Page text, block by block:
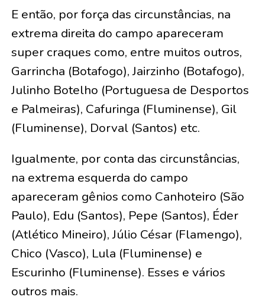
E então, por força das circunstâncias, na
extrema direita do campo apareceram
super craques como, entre muitos outros,
Garrincha (Botafogo), Jairzinho (Botafogo),
Julinho Botelho (Portuguesa de Desportos
e Palmeiras), Cafuringa (Fluminense), Gil
(Fluminense), Dorval (Santos) etc.
Igualmente, por conta das circunstâncias,
na extrema esquerda do campo
apareceram gênios como Canhoteiro (São
Paulo), Edu (Santos), Pepe (Santos), Éder
(Atlético Mineiro), Júlio César (Flamengo),
Chico (Vasco), Lula (Fluminense) e
Escurinho (Fluminense). Esses e vários
outros mais.